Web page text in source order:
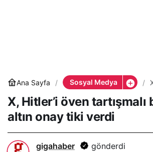
Ana Sayfa Sosyal Medya
X, Hitler’i öven tartışmalı
altın onay tiki verdi
gigahaber
gönderdi